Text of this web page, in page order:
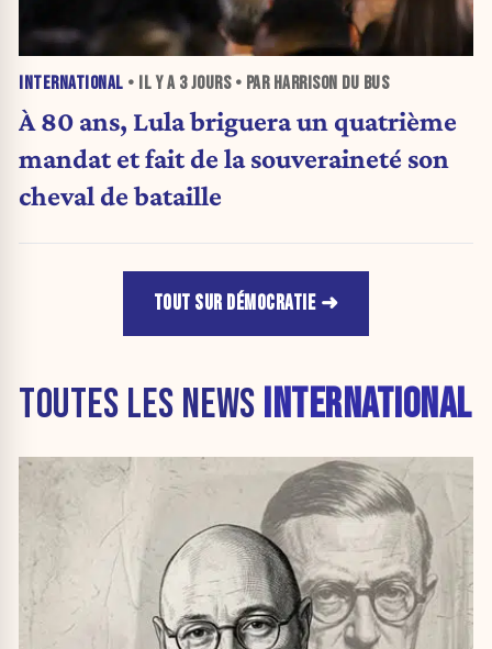
INTERNATIONAL • IL Y A 3 JOURS• PAR HARRISON DU BUS
À 80 ans, Lula briguera un quatrième
mandat et fait de la souveraineté son
cheval de bataille
TOUT SUR DÉMOCRATIE
TOUTES LES NEWS INTERNATIONAL